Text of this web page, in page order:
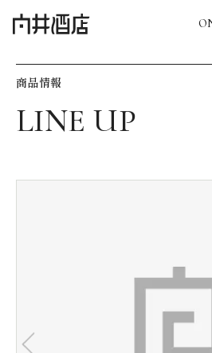
飲食店経営のお客様
お気に入り機能の活用方法
商品情報